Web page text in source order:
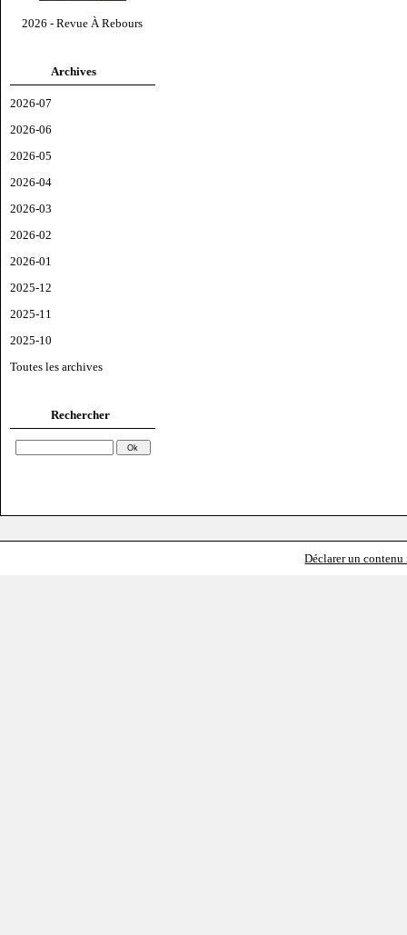
2026 - Revue À Rebours
Archives
2026-07
2026-06
2026-05
2026-04
2026-03
2026-02
2026-01
2025-12
2025-11
2025-10
Toutes les archives
Rechercher
Déclarer un